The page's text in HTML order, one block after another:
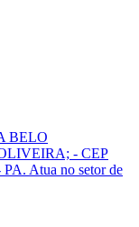
BELO
- CEP
Atua no setor de